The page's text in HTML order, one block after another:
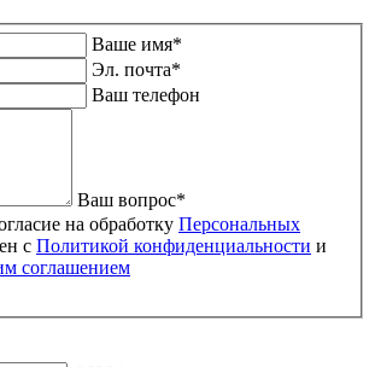
Ваше имя*
Эл. почта*
Ваш телефон
Ваш вопрос*
на обработку Персональных
с Политикой конфиденциальности и
соглашением